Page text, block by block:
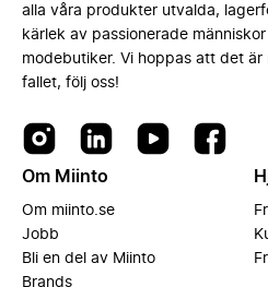
alla våra produkter utvalda,
kärlek av passionerade
modebutiker. Vi hoppas att det
fallet, följ oss!
Om Miinto
Om miinto.se
Jobb
Bli en del av Miinto
Brands